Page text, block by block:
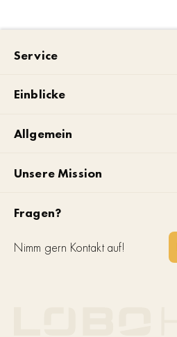
Service
Einblicke
Allgemein
Unsere Mission
Fragen?
Nimm gern Kontakt auf!